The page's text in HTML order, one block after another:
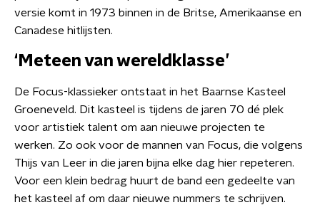
versie komt in 1973 binnen in de Britse, Amerikaanse en
Canadese hitlijsten.
‘Meteen van wereldklasse’
De Focus-klassieker ontstaat in het Baarnse Kasteel
Groeneveld. Dit kasteel is tijdens de jaren 70 dé plek
voor artistiek talent om aan nieuwe projecten te
werken. Zo ook voor de mannen van Focus, die volgens
Thijs van Leer in die jaren bijna elke dag hier repeteren.
Voor een klein bedrag huurt de band een gedeelte van
het kasteel af om daar nieuwe nummers te schrijven.